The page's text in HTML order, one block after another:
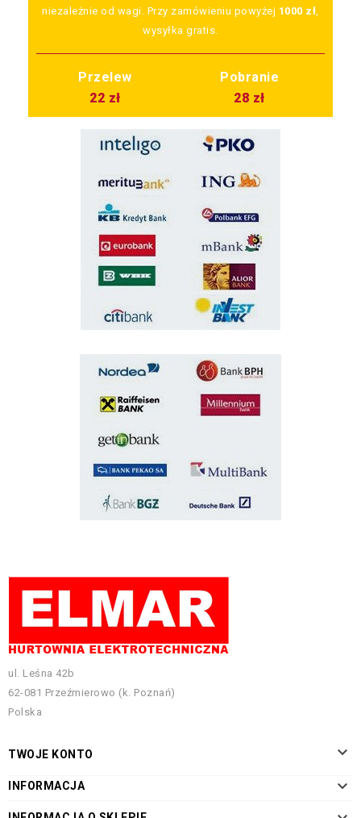
niezależnie od wagi. Przy zamówieniu powyżej 1000 zł,
wysyłka gratis.
Przelew
Pobranie
22 zł
28 zł
ul. Leśna 42b
62-081 Przeźmierowo (k. Poznań)
Polska
TWOJE KONTO 
INFORMACJA 